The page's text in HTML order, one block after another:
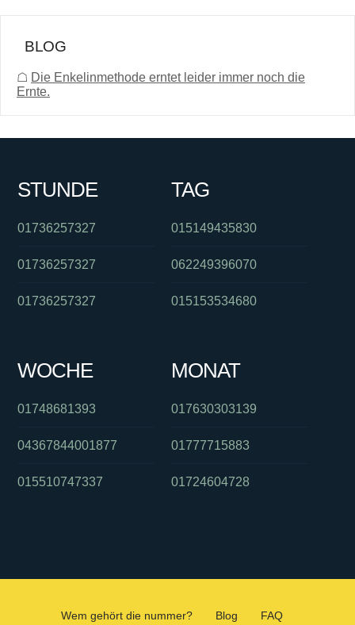
BLOG
☖ Die Enkelinmethode erntet leider immer noch die
Ernte.
STUNDE
01736257327
01736257327
01736257327
TAG
015149435830
062249396070
015153534680
WOCHE
01748681393
04367844001877
015510747337
MONAT
017630303139
01777715883
01724604728
Wem gehört die nummer? Blog FAQ